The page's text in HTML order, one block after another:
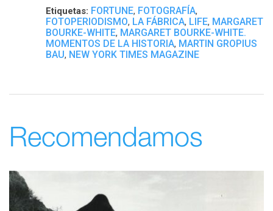
Etiquetas: FORTUNE, FOTOGRAFÍA,
FOTOPERIODISMO, LA FÁBRICA, LIFE, MARGARET
BOURKE-WHITE, MARGARET BOURKE-WHITE.
MOMENTOS DE LA HISTORIA, MARTIN GROPIUS
BAU, NEW YORK TIMES MAGAZINE
Recomendamos